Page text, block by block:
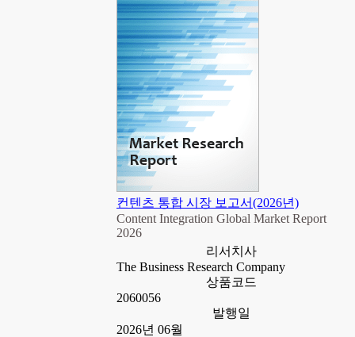
컨텐츠 통합 시장 보고서(2026년)
Content Integration Global Market Report
2026
리서치사
The Business Research Company
상품코드
2060056
발행일
2026년 06월